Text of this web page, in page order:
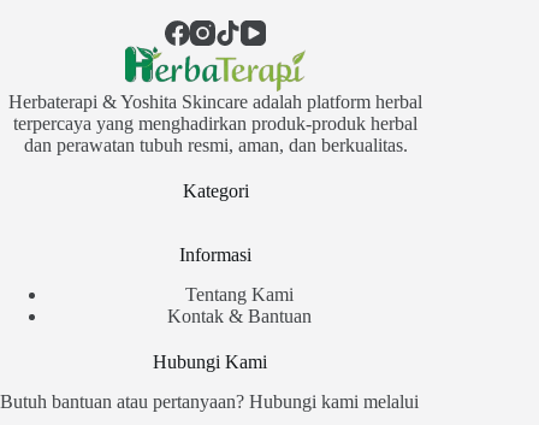
Herbaterapi & Yoshita Skincare adalah platform herbal
terpercaya yang menghadirkan produk-produk herbal
dan perawatan tubuh resmi, aman, dan berkualitas.
Kategori
Informasi
Tentang Kami
Kontak & Bantuan
Hubungi Kami
Butuh bantuan atau pertanyaan? Hubungi kami melalui